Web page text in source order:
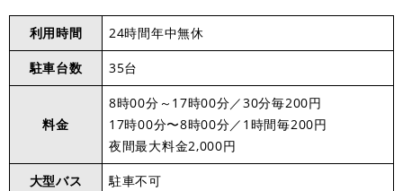
利用時間 24時間年中無休
駐車台数 35台
料金
8時00分～17時00分／30分毎200円
17時00分〜8時00分／1時間毎200円
夜間最大料金2,000円
大型バス 駐車不可